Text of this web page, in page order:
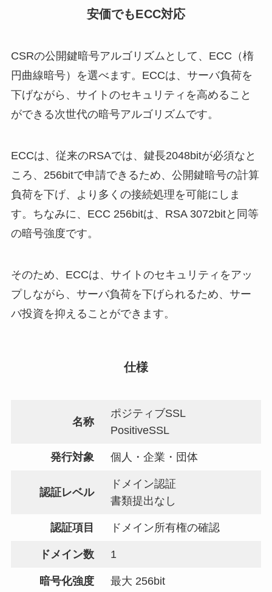
安価でもECC対応
CSRの公開鍵暗号アルゴリズムとして、ECC（楕
円曲線暗号）を選べます。ECCは、サーバ負荷を
下げながら、サイトのセキュリティを高めること
ができる次世代の暗号アルゴリズムです。
ECCは、従来のRSAでは、鍵長2048bitが必須なと
ころ、256bitで申請できるため、公開鍵暗号の計算
負荷を下げ、より多くの接続処理を可能にしま
す。ちなみに、ECC 256bitは、RSA 3072bitと同等
の暗号強度です。
そのため、ECCは、サイトのセキュリティをアッ
プしながら、サーバ負荷を下げられるため、サー
バ投資を抑えることができます。
仕様
名称
ポジティブSSL
PositiveSSL
発行対象 個人・企業・団体
認証レベル
ドメイン認証
書類提出なし
認証項目 ドメイン所有権の確認
ドメイン数 1
暗号化強度 最大 256bit